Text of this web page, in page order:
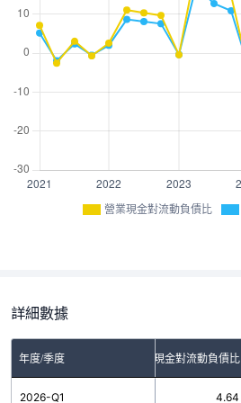
營業現金對流動負債比
詳細數據
年度/季度 營業現金對流動負債比
2026-Q1 4.64